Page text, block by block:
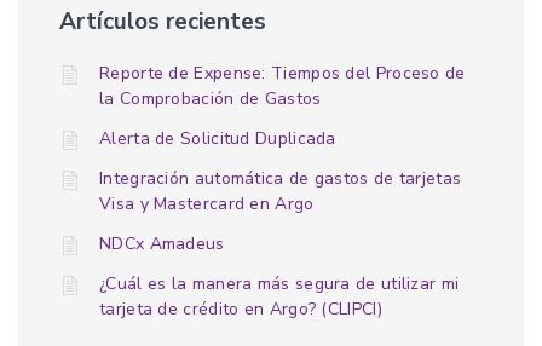
Artículos recientes
Reporte de Expense: Tiempos del Proceso de
la Comprobación de Gastos
Alerta de Solicitud Duplicada
Integración automática de gastos de tarjetas
Visa y Mastercard en Argo
NDCx Amadeus
¿Cuál es la manera más segura de utilizar mi
tarjeta de crédito en Argo? (CLIPCI)